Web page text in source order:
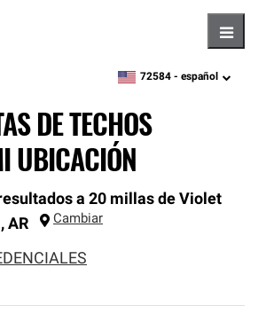
zipcode,language
72584 - español
DE TECHOS
UBICACIÓN
a 20 millas de Violet
, AR Cambiar